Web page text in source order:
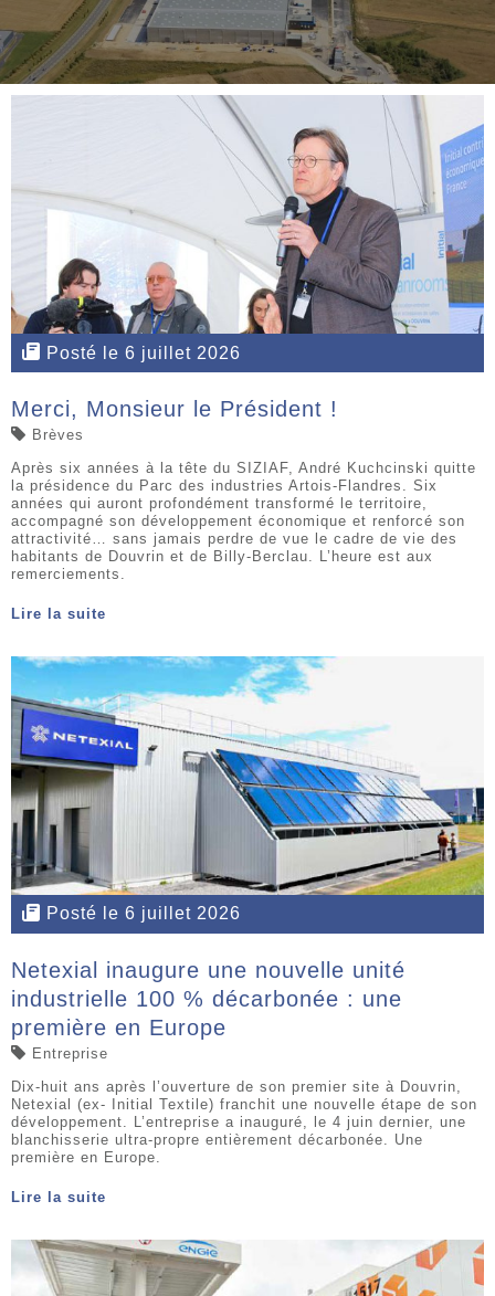
Posté le 6 juillet 2026
Merci, Monsieur le Président !
Brèves
Après six années à la tête du SIZIAF, André Kuchcinski quitte
la présidence du Parc des industries Artois-Flandres. Six
années qui auront profondément transformé le territoire,
accompagné son développement économique et renforcé son
attractivité… sans jamais perdre de vue le cadre de vie des
habitants de Douvrin et de Billy-Berclau. L’heure est aux
remerciements.
Lire la suite
Posté le 6 juillet 2026
Netexial inaugure une nouvelle unité
industrielle 100 % décarbonée : une
première en Europe
Entreprise
Dix-huit ans après l’ouverture de son premier site à Douvrin,
Netexial (ex- Initial Textile) franchit une nouvelle étape de son
développement. L’entreprise a inauguré, le 4 juin dernier, une
blanchisserie ultra-propre entièrement décarbonée. Une
première en Europe.
Lire la suite